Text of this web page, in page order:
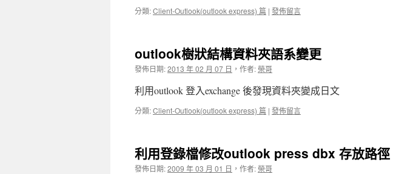
分類:Client-Outlook(outlook express) 篇 | 發佈留言
outlook樹狀結構資料夾語系變更
發佈日期:2013 年 02 月 07 日 ， 作者:榮哥
利用outlook 登入exchange 後發現資料夾變成日文
分類:Client-Outlook(outlook express) 篇 | 發佈留言
利用登錄檔修改outlook press dbx 存放路徑
發佈日期:2009 年 03 月 01 日 ， 作者:榮哥